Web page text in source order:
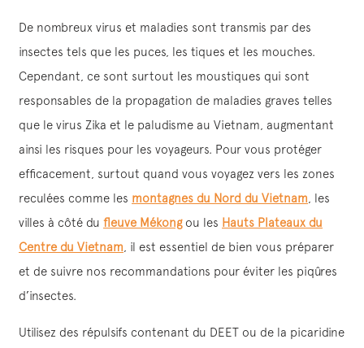
De nombreux virus et maladies sont transmis par des
insectes tels que les puces, les tiques et les mouches.
Cependant, ce sont surtout les moustiques qui sont
responsables de la propagation de maladies graves telles
que le virus Zika et le paludisme au Vietnam, augmentant
ainsi les risques pour les voyageurs. Pour vous protéger
efficacement, surtout quand vous voyagez vers les zones
reculées comme les montagnes du Nord du Vietnam , les
villes à côté du fleuve Mékongou les Hauts Plateaux du
Centre du Vietnam , il est essentiel de bien vous préparer
et de suivre nos recommandations pour éviter les piqûres
d’insectes.
Utilisez des répulsifs contenant du DEET ou de la picaridine